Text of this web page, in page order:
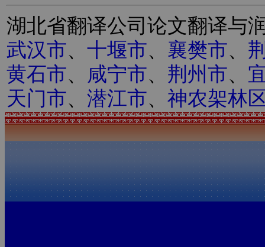
湖北省翻译公司论文翻译与
武汉市、 十堰市、 襄樊市、
黄石市、 咸宁市、 荆州市、
天门市、 潜江市、 神农架林